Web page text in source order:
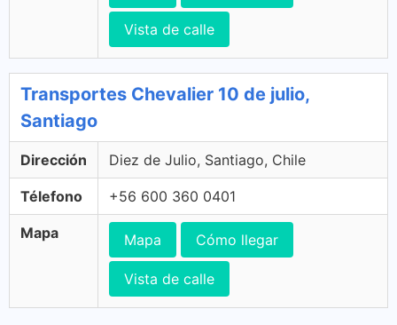
Vista de calle
Transportes Chevalier 10 de julio,
Santiago
Dirección Diez de Julio, Santiago, Chile
Télefono +56 600 360 0401
Mapa Mapa Cómo llegar
Vista de calle